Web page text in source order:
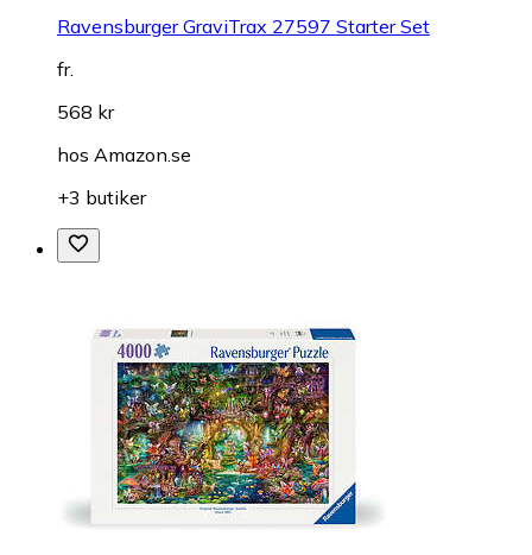
Ravensburger GraviTrax 27597 Starter Set
fr.
568 kr
hos Amazon.se
+3 butiker